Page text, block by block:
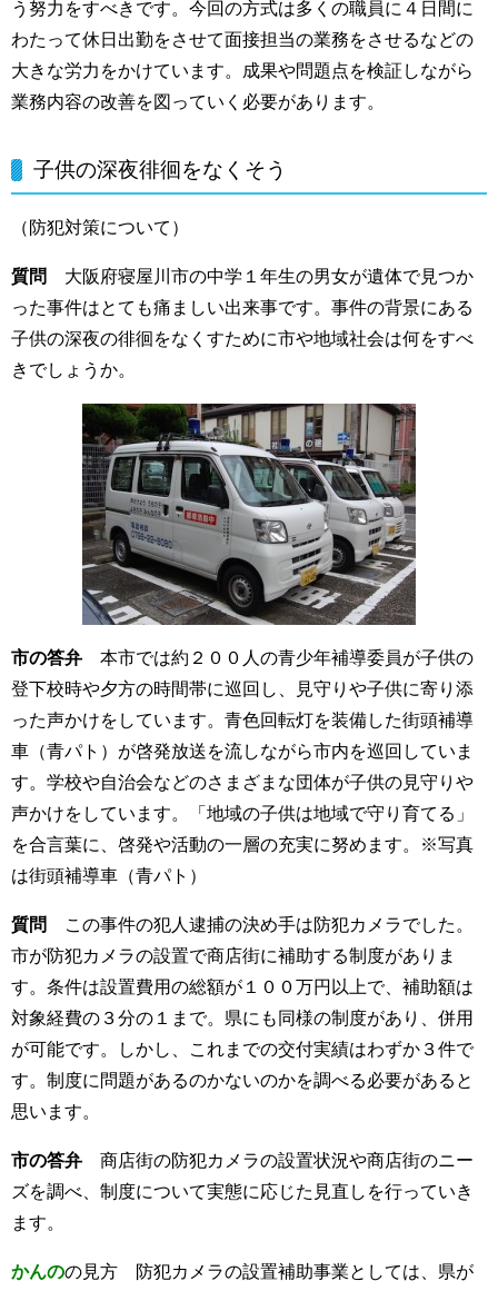
う努力をすべきです。今回の方式は多くの職員に４日間に
わたって休日出勤をさせて面接担当の業務をさせるなどの
大きな労力をかけています。成果や問題点を検証しながら
業務内容の改善を図っていく必要があります。
子供の深夜徘徊をなくそう
（防犯対策について）
質問
大阪府寝屋川市の中学１年生の男女が遺体で見つか
った事件はとても痛ましい出来事です。事件の背景にある
子供の深夜の徘徊をなくすために市や地域社会は何をすべ
きでしょうか。
市の答弁 本市では約２００人の青少年補導委員が子供の
登下校時や夕方の時間帯に巡回し、見守りや子供に寄り添
った声かけをしています。青色回転灯を装備した街頭補導
車（青パト）が啓発放送を流しながら市内を巡回していま
す。学校や自治会などのさまざまな団体が子供の見守りや
声かけをしています。「地域の子供は地域で守り育てる」
を合言葉に、啓発や活動の一層の充実に努めます。※写真
は街頭補導車（青パト）
質問
この事件の犯人逮捕の決め手は防犯カメラでした。
市が防犯カメラの設置で商店街に補助する制度がありま
す。条件は設置費用の総額が１００万円以上で、補助額は
対象経費の３分の１まで。県にも同様の制度があり、併用
が可能です。しかし、これまでの交付実績はわずか３件で
す。制度に問題があるのかないのかを調べる必要があると
思います。
市の答弁 商店街の防犯カメラの設置状況や商店街のニー
ズを調べ、制度について実態に応じた見直しを行っていき
ます。
かんのの見方 防犯カメラの設置補助事業としては、県が